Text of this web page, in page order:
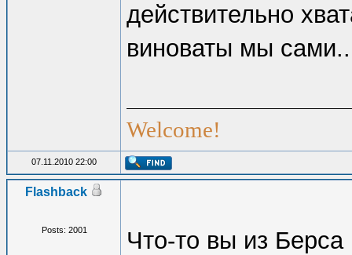
действительно
виноваты мы
Welcome!
07.11.2010 22:00
Flashback
Posts: 2001
Что-то вы из